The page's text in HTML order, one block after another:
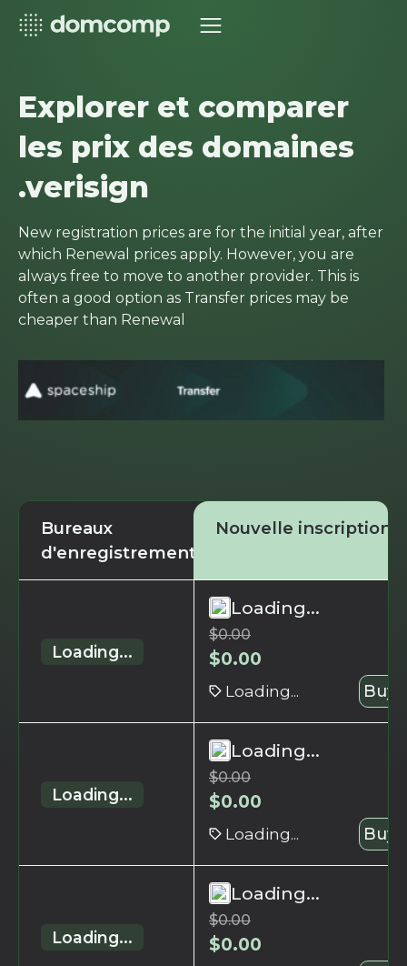
Explorer et comparer
les prix des domaines
.verisign
New registration prices are for the initial year, after
which Renewal prices apply. However, you are
always free to move to another provider. This is
often a good option as Transfer prices may be
cheaper than Renewal
Bureaux
d'enregistrement
Nouvelle inscription
Loading...
Loading...
$0.00
$0.00
Loading... Buy
Loading...
Loading...
$0.00
$0.00
Loading... Buy
Loading...
Loading...
$0.00
$0.00